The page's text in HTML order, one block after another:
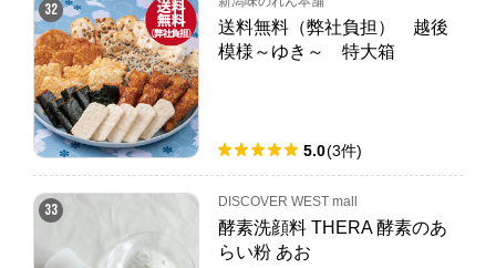
32
送料無料（弊社負担） 越後
模様～ゆき～ 特大箱
5.0(3件)
33 DISCOVER WEST mall
酵素洗顔料 THERA 酵素のあ
らい粉 あお